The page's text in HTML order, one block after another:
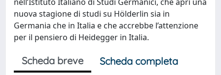
nuova stagione di studi su Hölderlin sia in
Germania che in Italia e che accrebbe l’attenzione
per il pensiero di Heidegger in Italia.
Scheda breve
Scheda completa